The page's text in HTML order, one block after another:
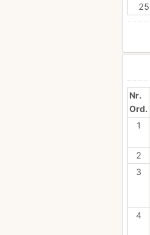
25
Nr.
Ord.
1
2
3
4